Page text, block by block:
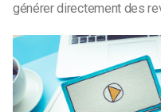
générer directement des